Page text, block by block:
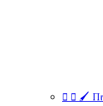
  🖌️